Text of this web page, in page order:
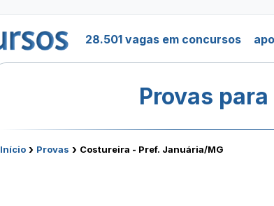
28.501 vagas em concursos
Provas
Início › Provas › Costureira - Pref. Januária/MG